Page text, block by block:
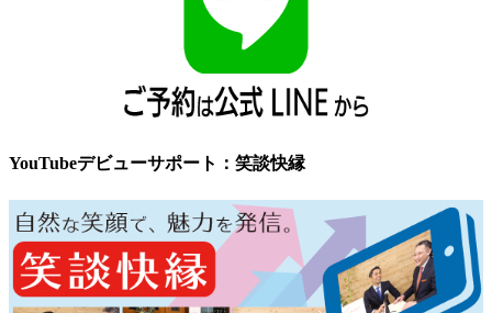
YouTubeデビューサポート：笑談快縁